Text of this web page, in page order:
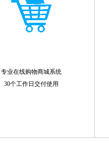
专业在线购物商城系统
30个工作日交付使用